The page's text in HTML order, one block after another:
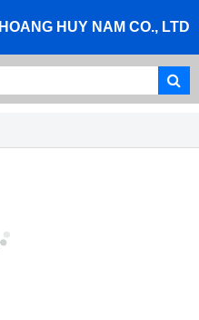
HOANG HUY NAM CO., LTD